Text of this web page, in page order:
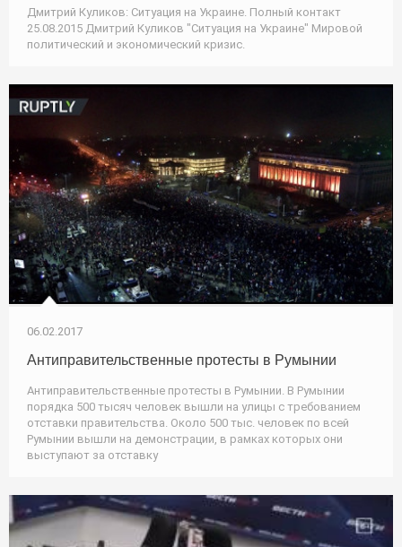
Дмитрий Куликов: Ситуация на Украине. Полный контакт
25.08.2015 Дмитрий Куликов "Ситуация на Украине" Мировой
политический и экономический кризис.
06.02.2017
Антиправительственные протесты в Румынии
Антиправительственные протесты в Румынии. В Румынии
порядка 500 тысяч человек вышли на улицы с требованием
отставки правительства. Около 500 тыс. человек по всей
Румынии вышли на демонстрации, в рамках которых они
выступают за отставку